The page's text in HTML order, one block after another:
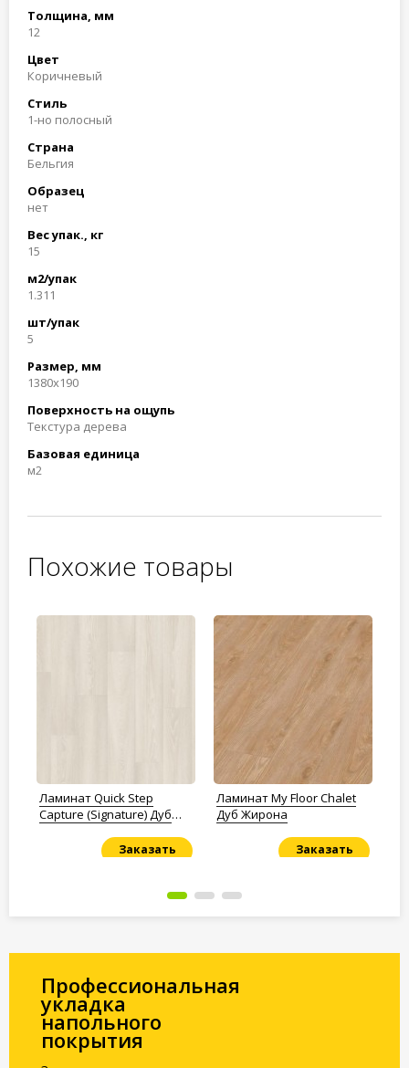
Толщина, мм
12
Цвет
Коричневый
Стиль
1-но полосный
Страна
Бельгия
Образец
нет
Вес упак., кг
15
м2/упак
1.311
шт/упак
5
Размер, мм
1380x190
Поверхность на ощупь
Текстура дерева
Базовая единица
м2
Похожие товары
Ламинат Quick Step
Capture (Signature) Дуб
Заказать
Ламинат My Floor Chalet
Дуб Жирона
Заказать
Профессиональная
укладка
напольного
покрытия